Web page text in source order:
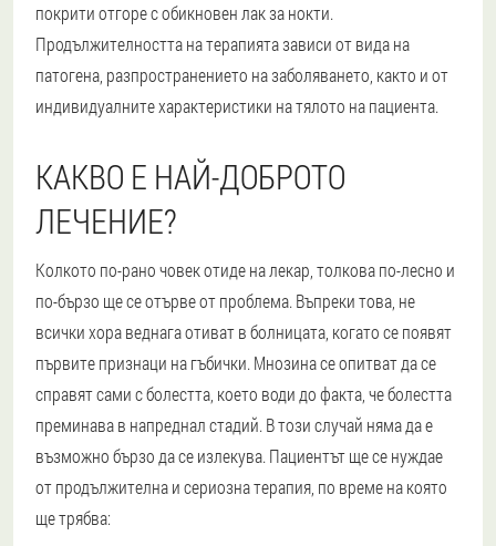
покрити отгоре с обикновен лак за нокти.
Продължителността на терапията зависи от вида на
патогена, разпространението на заболяването, както и от
индивидуалните характеристики на тялото на пациента.
КАКВО Е НАЙ-ДОБРОТО
ЛЕЧЕНИЕ?
Колкото по-рано човек отиде на лекар, толкова по-лесно и
по-бързо ще се отърве от проблема. Въпреки това, не
всички хора веднага отиват в болницата, когато се появят
първите признаци на гъбички. Мнозина се опитват да се
справят сами с болестта, което води до факта, че болестта
преминава в напреднал стадий. В този случай няма да е
възможно бързо да се излекува. Пациентът ще се нуждае
от продължителна и сериозна терапия, по време на която
ще трябва: